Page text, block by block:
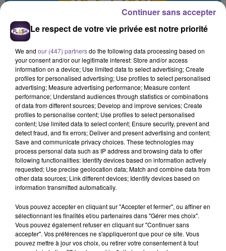
Le magasin Castorama de Feytiat
recherche un chef de rayon (H/F).
Le magasin Castorama de Feytiat recherche un chef de
rayon (H/F). Vos missions : développement du Chiffre
d’affaire en proposant aux clients une offre commerciale
attractive. Garantir la satisfaction client. Animation de
quotidien et réaliser un suivi de la performance commerciale
du rayon.
Les débutants sont acceptés avec une expérience
Le respect de votre vie privée est notre priorité
We and our (447) partnersdo the following data processing based on
your consent and/or our legitimate interest: Store and/or access
information on a device; Use limited data to select advertising; Create
profiles for personalised advertising; Use profiles to select personalised
advertising; Measure advertising performance; Measure content
performance; Understand audiences through statistics or combinations
of data from different sources; Develop and improve services; Create
profiles to personalise content; Use profiles to select personalised
content; Use limited data to select content; Ensure security, prevent and
detect fraud, and fix errors; Deliver and present advertising and content;
Save and communicate privacy choices. These technologies may
process personal data such as IP address and browsing data to offer
following functionalities: Identify devices based on information actively
requested; Use precise geolocation data; Match and combine data from
other data sources; Link different devices; Identify devices based on
information transmitted automatically.
Vous pouvez accepter en cliquant sur "Accepter et fermer", ou affiner en
sélectionnant les finalités et/ou partenaires dans "Gérer mes choix".
Vous pouvez également refuser en cliquant sur "Continuer sans
accepter". Vos préférences ne s'appliqueront que pour ce site. Vous
pouvez mettre à jour vos choix, ou retirer votre consentement à tout
Continuer sans accepter